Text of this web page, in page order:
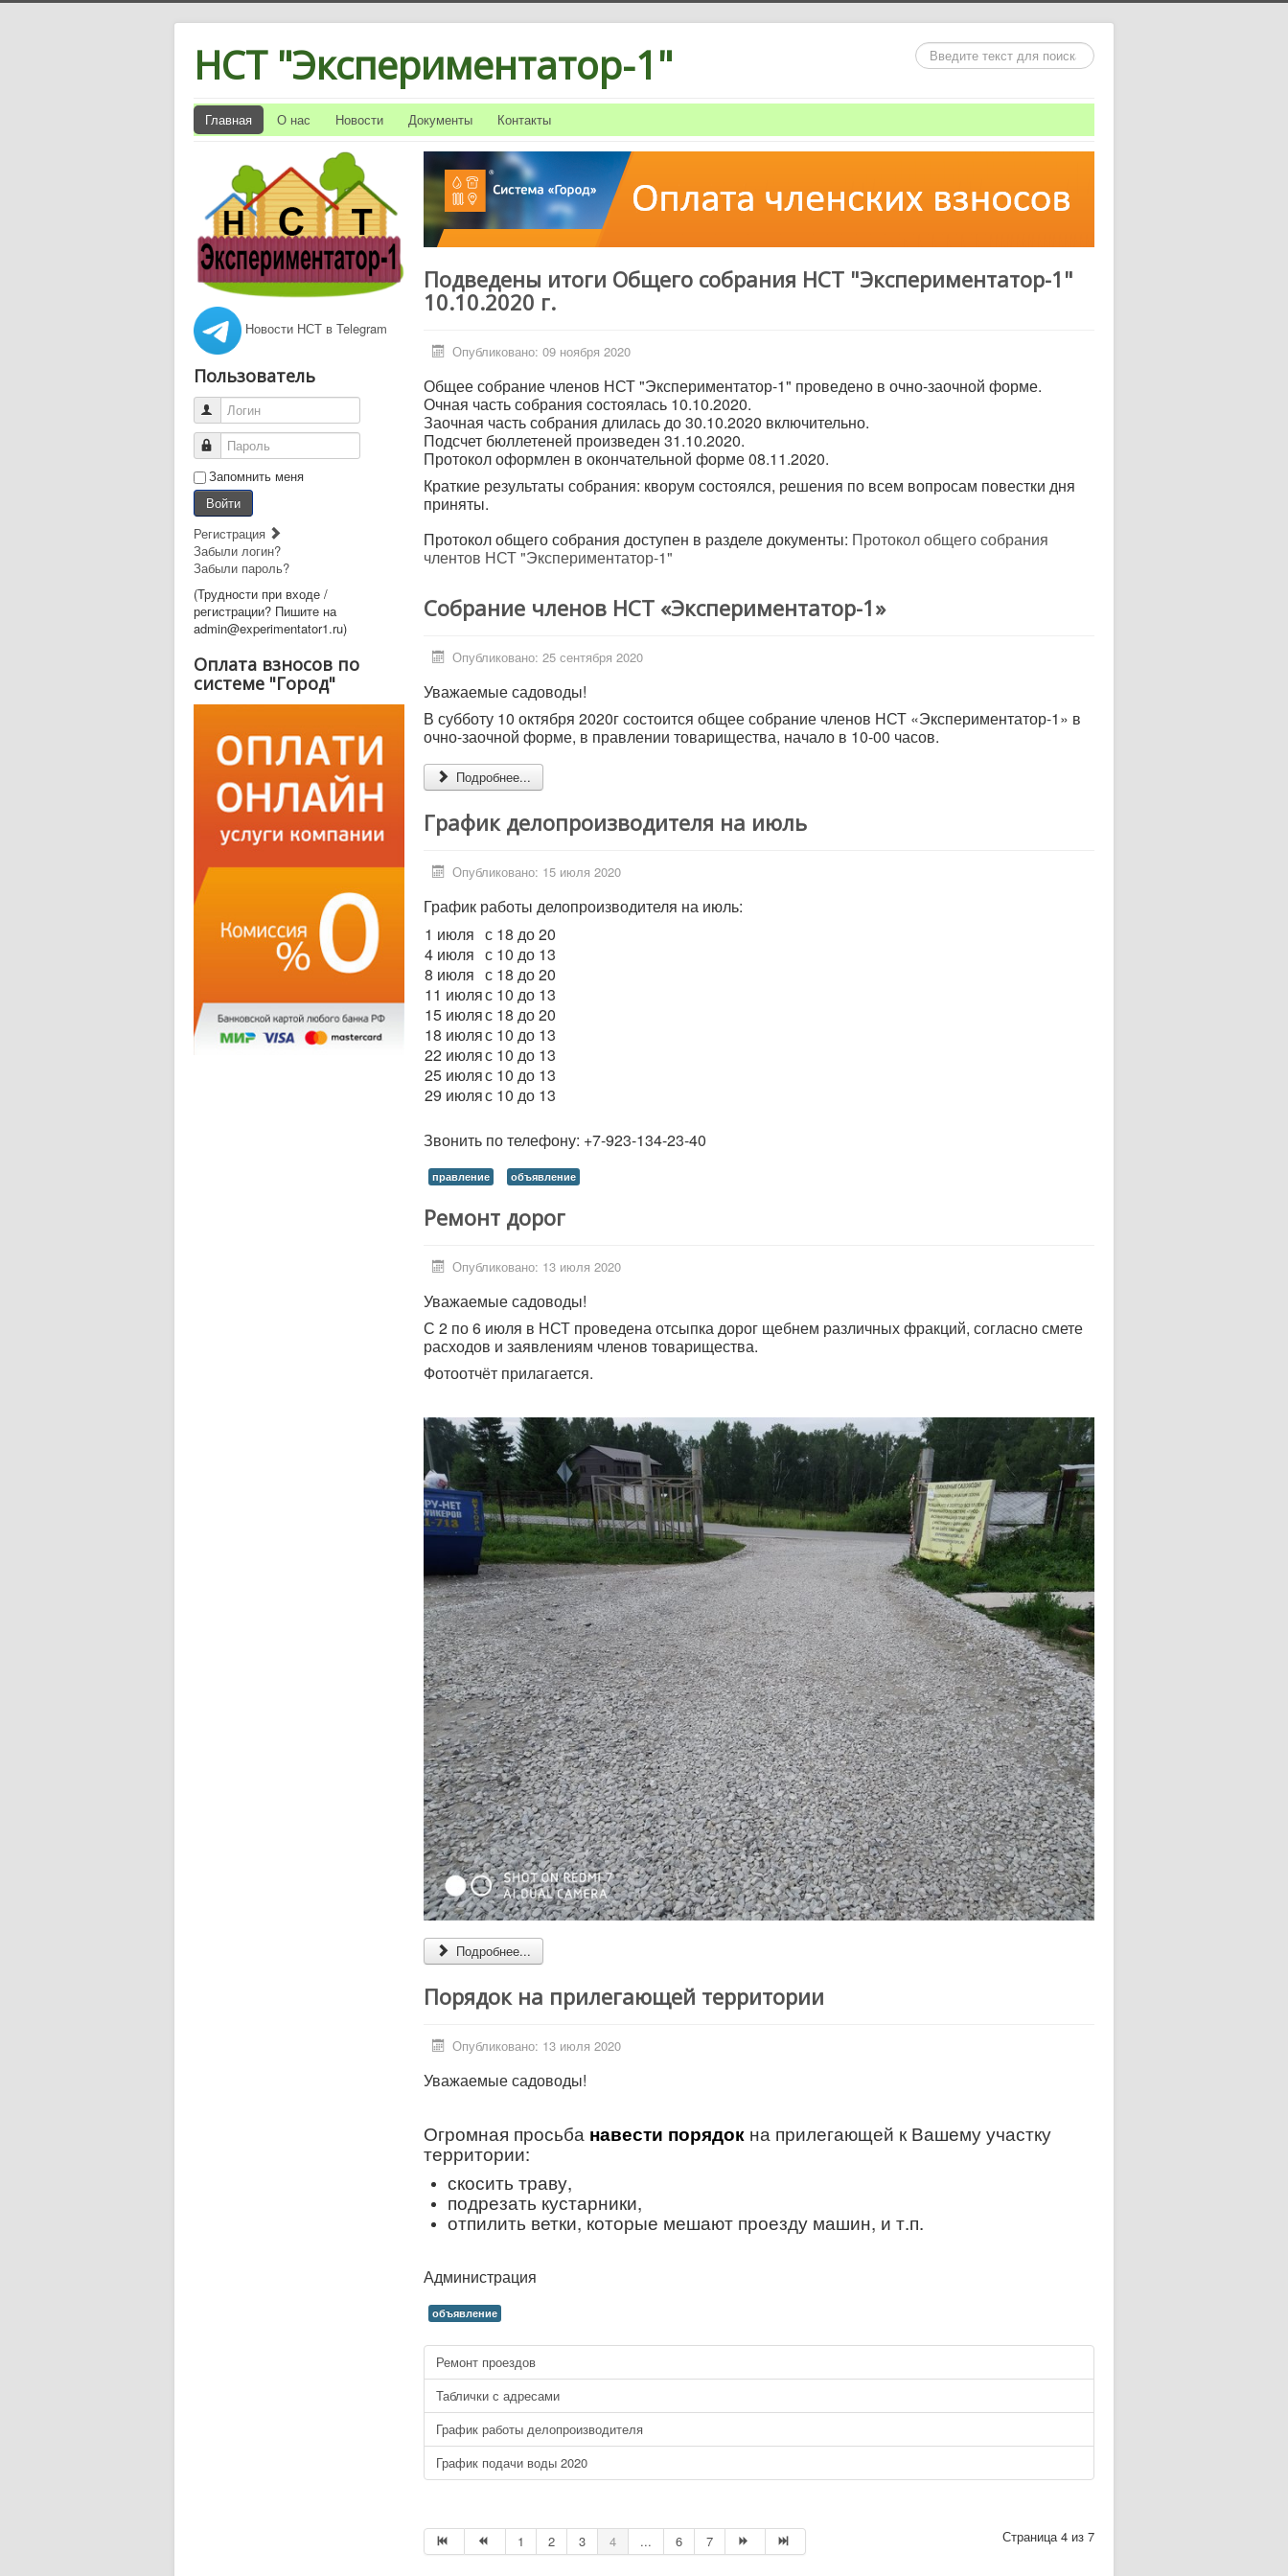
НСТ "Экспериментатор-1" Искать...
Главная О нас Новости Документы Контакты
Новости НСТ в Telegram
Пользователь
Логин
Пароль
Запомнить меня
Войти
Регистрация
Забыли логин?
Забыли пароль?
(Трудности при входе /
регистрации? Пишите на
admin@experimentator1.ru)
Оплата взносов по
системе "Город"
Подведены итоги Общего собрания НСТ "Экспериментатор-1"
10.10.2020 г.
Опубликовано: 09 ноября 2020
Общее собрание членов НСТ "Экспериментатор-1" проведено в очно-заочной форме.
Очная часть собрания состоялась 10.10.2020.
Заочная часть собрания длилась до 30.10.2020 включительно.
Подсчет бюллетеней произведен 31.10.2020.
Протокол оформлен в окончательной форме 08.11.2020.
Краткие результаты собрания: кворум состоялся, решения по всем вопросам повестки дня
приняты.
Протокол общего собрания доступен в разделе документы: Протокол общего собрания
члентов НСТ "Экспериментатор-1"
Cобрание членов НСТ «Экспериментатор-1»
Опубликовано: 25 сентября 2020
Уважаемые садоводы!
В субботу 10 октября 2020г состоится общее собрание членов НСТ «Экспериментатор-1» в
очно-заочной форме, в правлении товарищества, начало в 10-00 часов.
Подробнее...
График делопроизводителя на июль
Опубликовано: 15 июля 2020
График работы делопроизводителя на июль:
1 июля с 18 до 20
4 июля с 10 до 13
8 июля с 18 до 20
11 июляс 10 до 13
15 июляс 18 до 20
18 июляс 10 до 13
22 июляс 10 до 13
25 июляс 10 до 13
29 июляс 10 до 13
Звонить по телефону: +7-923-134-23-40
правление объявление
Ремонт дорог
Опубликовано: 13 июля 2020
Уважаемые садоводы!
С 2 по 6 июля в НСТ проведена отсыпка дорог щебнем различных фракций, согласно смете
расходов и заявлениям членов товарищества.
Фотоотчёт прилагается.
Подробнее...
Порядок на прилегающей территории
Опубликовано: 13 июля 2020
Уважаемые садоводы!
Огромная просьба навести порядок на прилегающей к Вашему участку
территории:
скосить траву,
подрезать кустарники,
отпилить ветки, которые мешают проезду машин, и т.п.
Администрация
объявление
Ремонт проездов
Таблички с адресами
График работы делопроизводителя
График подачи воды 2020
Страница 4 из 7
1 2 3 4 ... 6 7